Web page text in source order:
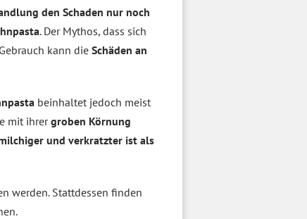
den Schaden nur noch
. Der Mythos, dass sich
kann die Schäden an
beinhaltet jedoch meist
mit ihrergroben Körnung
und verkratzter ist als
werden. Stattdessen finden